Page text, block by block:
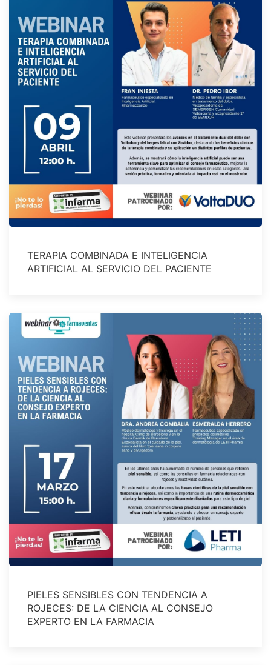
TERAPIA COMBINADA E INTELIGENCIA
ARTIFICIAL AL SERVICIO DEL PACIENTE
PIELES SENSIBLES CON TENDENCIA A
ROJECES: DE LA CIENCIA AL CONSEJO
EXPERTO EN LA FARMACIA